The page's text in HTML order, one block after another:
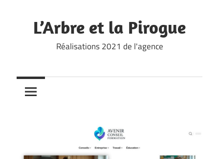
contentL’Arbre et la Pirogue
Réalisations 2021 de l'agence